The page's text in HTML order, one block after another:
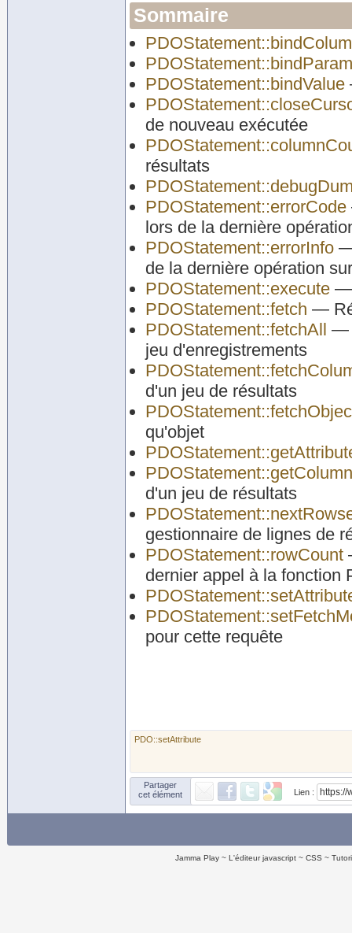
Sommaire
PDOStatement::bindParam
PDOStatement::bindValue
de nouveau exécutée
résultats
PDOStatement::errorCode
lors de la dernière
PDOStatement::errorInfo —
de la dernière opération
PDOStatement::execute —
PDOStatement::fetch —
PDOStatement::fetchAll —
jeu d'enregistrements
d'un jeu de résultats
qu'objet
d'un jeu de résultats
gestionnaire de lignes de
PDOStatement::rowCount
dernier appel à la fonction
pour cette requête
PDO::setAttribute
Partager
cet élément
Lien :
Jamma Play L'éditeur javascript CSS